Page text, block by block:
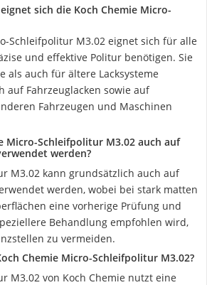
sich die Koch Chemie Micro-
Schleifpolitur M3.02 eignet sich für alle
und effektive Politur benötigen. Sie
als auch für ältere Lacksysteme
auf Fahrzeuglacken sowie auf
Fahrzeugen und Maschinen
Micro-Schleifpolitur M3.02 auch auf
werden?
M3.02 kann grundsätzlich auch auf
werden, wobei bei stark matten
eine vorherige Prüfung und
Behandlung empfohlen wird,
zu vermeiden.
Chemie Micro-Schleifpolitur M3.02?
M3.02 von Koch Chemie nutzt eine